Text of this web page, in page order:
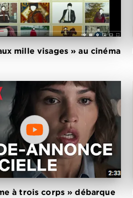
mille visages » au cinéma
à trois corps » débarque